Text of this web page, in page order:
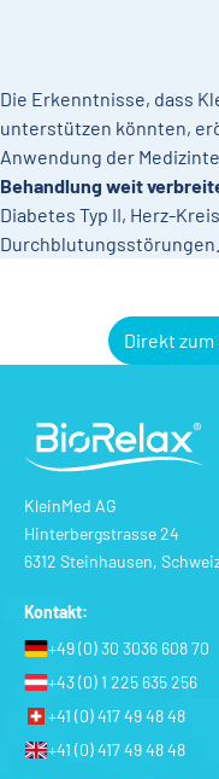
Die Erkenntnisse, dass
unterstützen könnten,
Anwendung der
Behandlung weit
Diabetes Typ II, Herz-
Durchblutungsstörungen.
Direkt zum
KleinMed AG
Hinterbergstrasse 24
6312 Steinhausen,
Kontakt:
+49 (0) 30 3036 608 70
+43 (0) 1 225 635 256
+41 (0) 417 49 48 48
+41 (0) 417 49 48 48